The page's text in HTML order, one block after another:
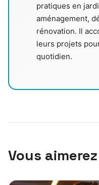
pratiques en
aménagement,
rénovation. Il
leurs projets
quotidien.
Vous